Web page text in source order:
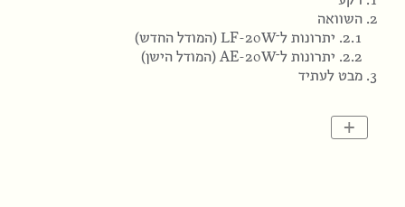
2. השוואה
2.1. יתרונות ל־
LF-20W(המודל החדש)
2.2. יתרונות ל־
AE-20W(המודל הישן)
3. מבט לעתיד
+